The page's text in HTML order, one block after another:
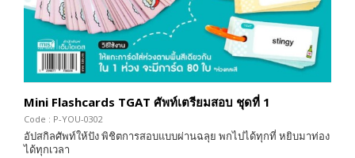
Mini Flashcards TGAT ศัพท์เตรียมสอบ ชุดที่ 1
Code : P-YOU-0302
อัปสกิลศัพท์ให้ปัง พิชิตการสอบแบบผ่านฉลุย พกไปได้ทุกที่ หยิบมาท่อง
ได้ทุกเวลา